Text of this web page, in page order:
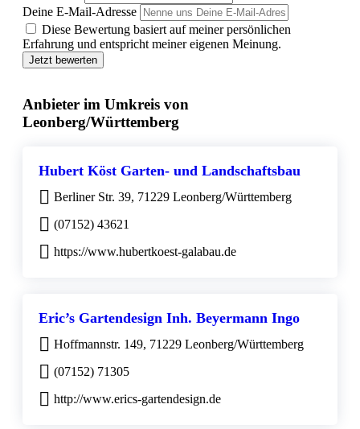
Deine E-Mail-Adresse
Diese Bewertung basiert auf meiner persönlichen
Erfahrung und entspricht meiner eigenen Meinung.
Jetzt bewerten
Anbieter im Umkreis von
Leonberg/Württemberg
Hubert Köst Garten- und Landschaftsbau
Berliner Str. 39, 71229 Leonberg/Württemberg
(07152) 43621
https://www.hubertkoest-galabau.de
Eric’s Gartendesign Inh. Beyermann Ingo
Hoffmannstr. 149, 71229 Leonberg/Württemberg
(07152) 71305
http://www.erics-gartendesign.de